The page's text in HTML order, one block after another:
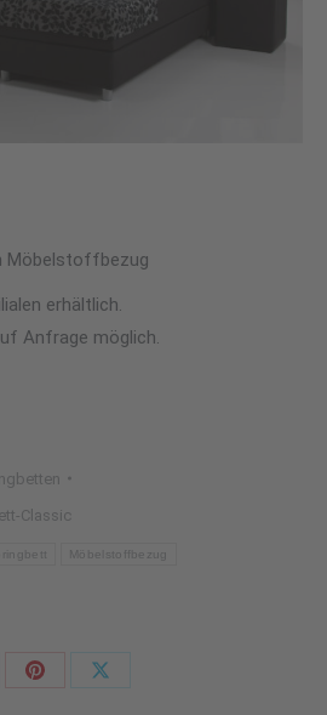
Möbelstoffbezug
erhältlich.
Anfrage möglich.
Classic
Möbelstoffbezug
Share
Share